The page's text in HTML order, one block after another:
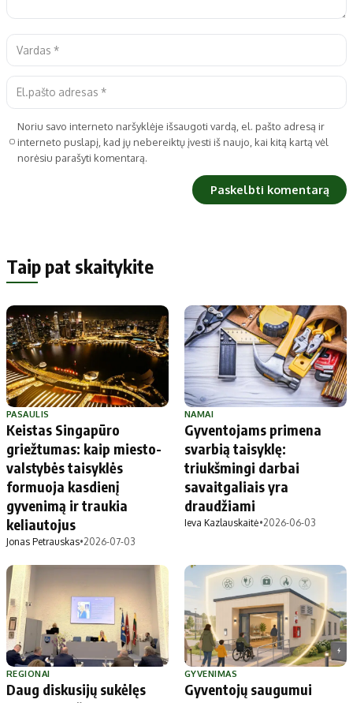
Noriu savo interneto naršyklėje išsaugoti vardą, el. pašto adresą ir
interneto puslapį, kad jų nebereiktų įvesti iš naujo, kai kitą kartą vėl
norėsiu parašyti komentarą.
Taip pat skaitykite
PASAULIS
Keistas Singapūro
griežtumas: kaip miesto-
valstybės taisyklės
formuoja kasdienį
gyvenimą ir traukia
keliautojus
Jonas Petrauskas•2026-07-03
NAMAI
Gyventojams primena
svarbią taisyklę:
triukšmingi darbai
savaitgaliais yra
draudžiami
Ieva Kazlauskaitė•2026-06-03
REGIONAI
Daug diskusijų sukėlęs
GYVENIMAS
Gyventojų saugumui